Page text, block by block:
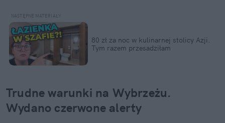
80 zł za noc w kulinarnej stolicy Azji.
Tym razem przesadziłam
Trudne warunki na Wybrzeżu.
Wydano czerwone alerty